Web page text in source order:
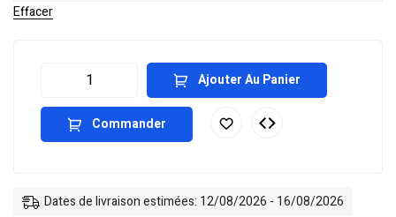
Effacer
Ajouter Au Panier
Commander
Dates de livraison estimées: 12/08/2026 - 16/08/2026